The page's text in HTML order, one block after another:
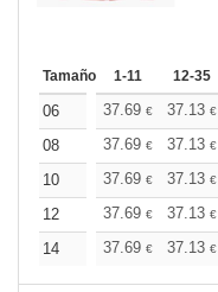
Tamaño 1-11 12-35
06 37.69 € 37.13 €
08
37.69 € 37.13 €
10
37.69 € 37.13 €
12
37.69 € 37.13 €
14
37.69 € 37.13 €